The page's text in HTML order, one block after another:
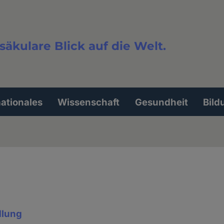
Blick auf die Welt.
Wissenschaft Gesundheit